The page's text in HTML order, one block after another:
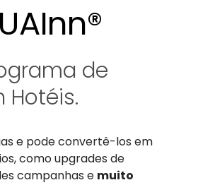
de
Hotéis.
e pode convertê-los em
como upgrades de
campanhas e muito